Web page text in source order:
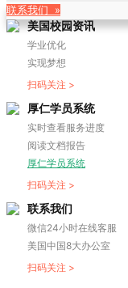
联系我们 »
美国校园资讯
学业优化
实现梦想
扫码关注 >
厚仁学员系统
实时查看服务进度
阅读文档报告
厚仁学员系统
扫码关注 >
联系我们
微信24小时在线客服
美国中国8大办公室
扫码关注 >